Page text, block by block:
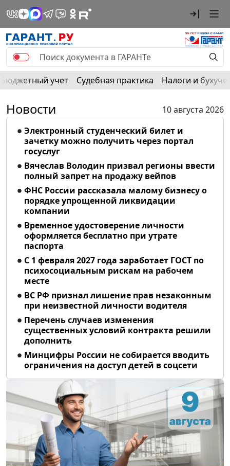
Бюджетный учет Судебная практика Налоги и
Новости
10 августа 2026
Электронный студенческий билет и
зачетку можно получить через портал
госуслуг
Вячеслав Володин призвал регионы ввести
полный запрет на продажу вейпов
ФНС России рассказала малому бизнесу о
порядке упрощенной ликвидации
компании
Временное удостоверение личности
оформляется бесплатно при утрате
паспорта
С 1 февраля 2027 года заработает ГОСТ по
психосоциальным рискам на рабочем
месте
ВС РФ признал лишение прав незаконным
при неизвестной личности водителя
Перечень случаев изменения
существенных условий контракта решили
дополнить
Минцифры России не собирается вводить
ограничения на доступ детей в соцсети